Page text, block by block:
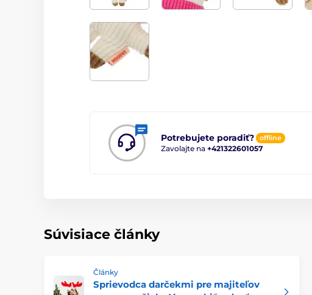
Potrebujete poradiť? offline
Zavolajte na +421322601057
Súvisiace články
Články
Sprievodca darčekmi pre majiteľov